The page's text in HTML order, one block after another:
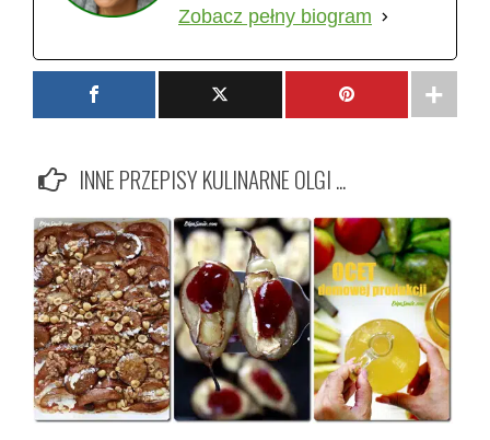
Zobacz pełny biogram
INNE PRZEPISY KULINARNE OLGI ...